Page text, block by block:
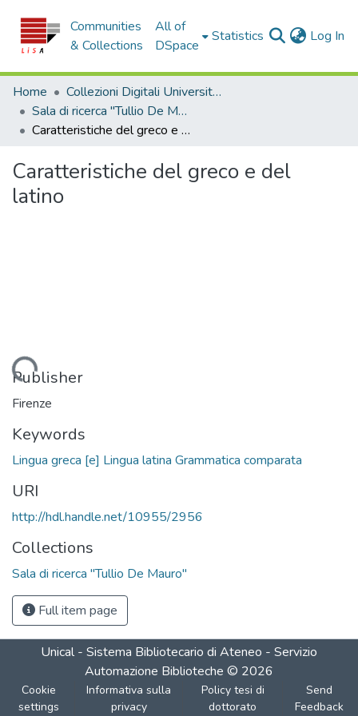
Communities
& Collections
All of
DSpace
Statistics Log In
Home
Collezioni Digitali Università della Calabria
Sala di ricerca "Tullio De Mauro"
Caratteristiche del greco e del latino
Caratteristiche del greco e del
latino
Loading...
Publisher
Firenze
Keywords
Lingua greca [e] Lingua latina Grammatica comparata
URI
http://hdl.handle.net/10955/2956
Collections
Sala di ricerca "Tullio De Mauro"
Full item page
Unical - Sistema Bibliotecario di Ateneo - Servizio
Automazione Biblioteche © 2026
Cookie
settings
Informativa sulla
privacy
Policy tesi di
dottorato
Send
Feedback